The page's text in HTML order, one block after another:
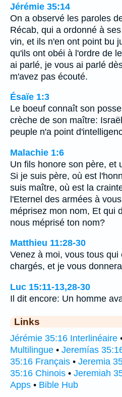
Jérémie 35:14
On a observé les paroles
Récab, qui a ordonné à
vin, et ils n'en ont point bu
qu'ils ont obéi à l'ordre de
ai parlé, je vous ai parlé
m'avez pas écouté.
Ésaïe 1:3
Le boeuf connaît son
crèche de son maître:
peuple n'a point
Malachie 1:6
Un fils honore son père, et
Si je suis père, où est
suis maître, où est la
l'Eternel des armées à
méprisez mon nom, Et qui
nous méprisé ton nom?
Matthieu 11:28-30
Venez à moi, vous tous qui
chargés, et je vous
Luc 15:11-13,28-30
Il dit encore: Un homme
Links
Jérémie 35:16 Interlinéaire
Multilingue • Jeremías
35:16 Français • Jeremia
35:16 Chinois • Jeremiah
Apps • Bible Hub